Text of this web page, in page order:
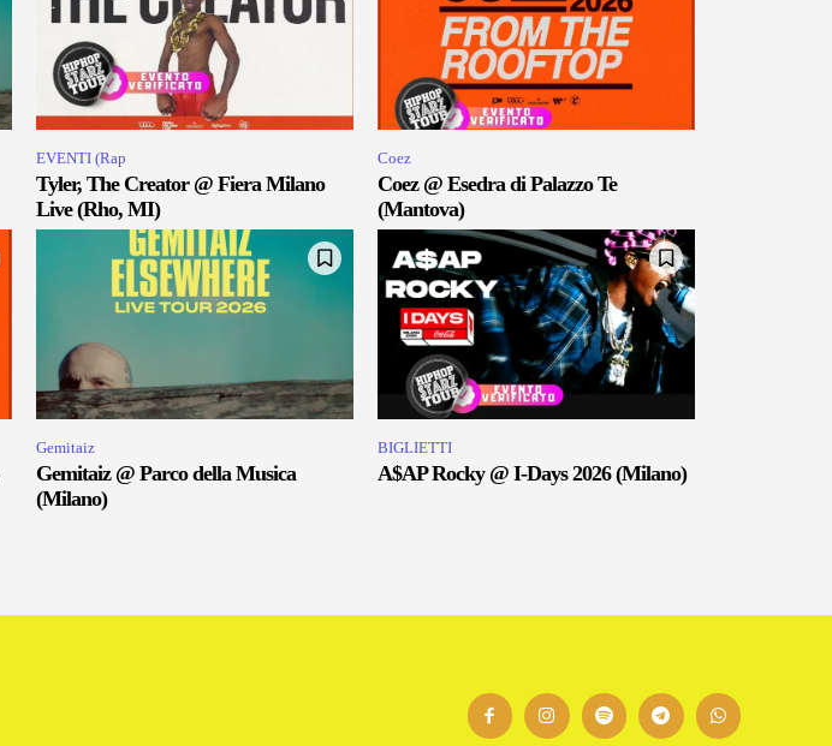
EVENTI (Rap
Tyler, The Creator @ Fiera Milano
Live (Rho, MI)
Coez
Coez @ Esedra di Palazzo Te
(Mantova)
Gemitaiz
Gemitaiz @ Parco della Musica
(Milano)
BIGLIETTI
A$AP Rocky @ I-Days 2026 (Milano)